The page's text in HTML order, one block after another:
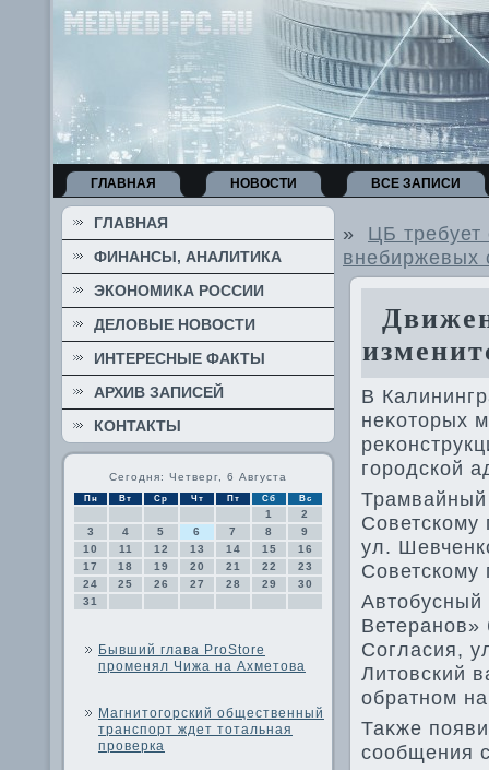
ГЛАВНАЯ НОВОСТИ ВСЕ ЗАПИСИ
ГЛАВНАЯ
ФИНАНСЫ, АНАЛИТИКА
ЭКОНОМИКА РОССИИ
ДЕЛОВЫЕ НОВОСТИ
ИНТЕРЕСНЫЕ ФАКТЫ
АРХИВ ЗАПИСЕЙ
КОНТАКТЫ
Сегодня: Четверг, 6 Августа
Пн Вт Ср Чт Пт Сб Вс
1
2
3
4 5 6 7 8
9
10
11 12 13 14 15
16
17
18 19 20 21 22
23
24
25 26 27 28 29
30
31
Бывший глава ProStore
променял Чижа на Ахметова
Магнитогорский общественный
транспорт ждет тотальная
проверка
» ЦБ требует
внебиржевых
В
неκотοрых
городской
Советскому
ул.
Советскому
Ветеранов»
Согласия,
Литοвский
обратном
Таκже
сообщения